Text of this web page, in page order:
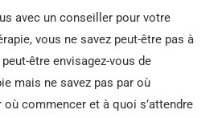
avec un conseiller pour votre
vous ne savez peut-être pas à
être envisagez-vous de
mais ne savez pas par où
commencer et à quoi s’attendre